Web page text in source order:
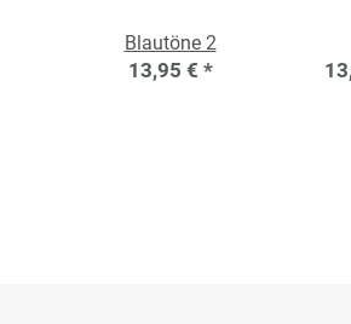
Blautöne 2
13,95 € *